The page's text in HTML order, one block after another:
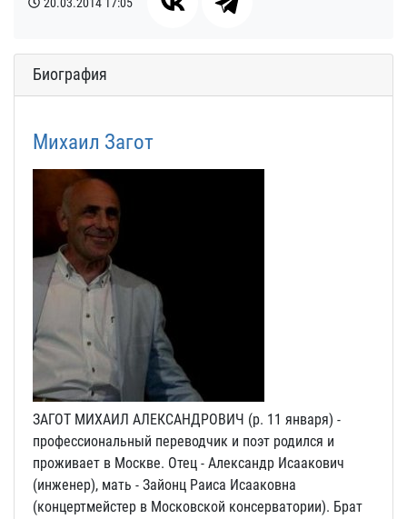
Биография
Михаил Загот
ЗАГОТ МИХАИЛ АЛЕКСАНДРОВИЧ (р. 11 января) -
профессиональный переводчик и поэт родился и
проживает в Москве. Отец - Александр Исаакович
(инженер), мать - Зайонц Раиса Исааковна
(концертмейстер в Московской консерватории). Брат